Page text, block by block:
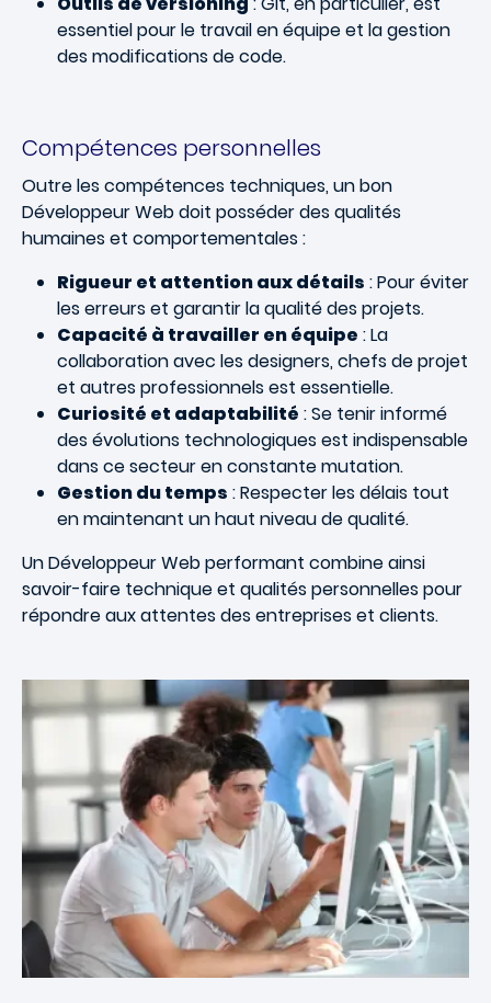
essentiel pour le travail en équipe et la gestion
des modifications de code.
Compétences personnelles
Outre les compétences techniques, un bon
Développeur Web doit posséder des qualités
humaines et comportementales :
Rigueur et attention aux détails : Pour éviter
les erreurs et garantir la qualité des projets.
Capacité à travailler en équipe : La
collaboration avec les designers, chefs de projet
et autres professionnels est essentielle.
Curiosité et adaptabilité : Se tenir informé
des évolutions technologiques est indispensable
dans ce secteur en constante mutation.
Gestion du temps : Respecter les délais tout
en maintenant un haut niveau de qualité.
Un Développeur Web performant combine ainsi
savoir-faire technique et qualités personnelles pour
répondre aux attentes des entreprises et clients.